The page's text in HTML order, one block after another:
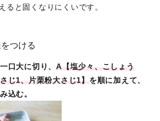
ると固くなりにくいです。
つける
口大に切り、A【塩少々、こしょう
じ1、片栗粉大さじ1】 を順に加えて、
込む。